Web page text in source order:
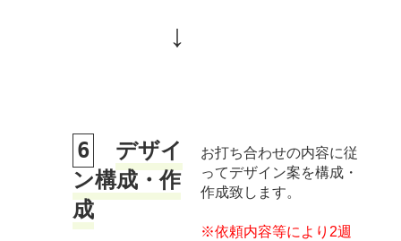
↓
6
デザイ
ン構成・作
成
お打ち合わせの内容に従
ってデザイン案を構成・
作成致します。
※依頼内容等により2週